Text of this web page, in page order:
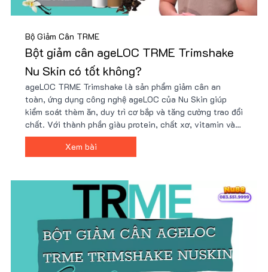
Bộ Giảm Cân TRME
Bột giảm cân ageLOC TRME Trimshake
Nu Skin có tốt không?
ageLOC TRME Trimshake là sản phẩm giảm cân an
toàn, ứng dụng công nghệ ageLOC của Nu Skin giúp
kiểm soát thèm ăn, duy trì cơ bắp và tăng cường trao đổi
chất. Với thành phần giàu protein, chất xơ, vitamin và
khoáng chất, Trimshake hỗ trợ cải thiện vóc dáng hiệu
quả. Mua ngay tại Nu88 để có giá ưu đãi!
Xem bài